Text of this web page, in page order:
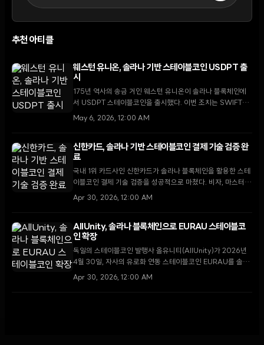
추천 아티클
웨스턴 유니온, 솔라나 기반 스테이블코인 USDPT 출
시
175년 역사의 송금 거인 웨스턴 유니온이 솔라나 블록체인에
서 USDPT 스테이블코인을 출시했다. 이번 조치는 SWIFT를
대체하는 24시간 실시간 결제와 디지털 자산의 현금화 네트워
May 6, 2026, 12:00 AM
신한카드, 솔라나 기반 스테이블코인 결제 기술 검증 완
료
국내 1위 카드사인 신한카드가 솔라나 블록체인을 활용한 스테
이블코인 결제 기술 검증을 성공적으로 마쳤다. 비자, 마스터카
드 등 글로벌 파트너와 협력해 2,800만 명의 카드 회원을 위
Apr 30, 2026, 12:00 AM
AllUnity, 솔라나 블록체인으로 EURAU 스테이블코
인 확장
독일의 스테이블코인 발행사 올유니티(AllUnity)가 2026년
4월 30일, 자사의 유로화 연동 스테이블코인 EURAU를 솔라
나 블록체인으로 확장하며 규제 기반의 유로 유동성 공급에 나
Apr 30, 2026, 12:00 AM